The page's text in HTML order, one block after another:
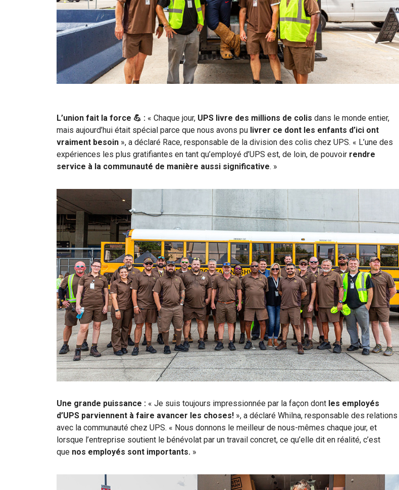
L’union fait la force 💪 : « Chaque jour, UPS livre des millions de colis dans le monde entier,
mais aujourd’hui était spécial parce que nous avons pu livrer ce dont les enfants d’ici ont
vraiment besoin », a déclaré Race, responsable de la division des colis chez UPS. « L’une des
expériences les plus gratifiantes en tant qu’employé d’UPS est, de loin, de pouvoir rendre
service à la communauté de manière aussi significative. »
Une grande puissance : « Je suis toujours impressionnée par la façon dont les employés
d’UPS parviennent à faire avancer les choses! », a déclaré Whilna, responsable des relations
avec la communauté chez UPS. « Nous donnons le meilleur de nous-mêmes chaque jour, et
lorsque l’entreprise soutient le bénévolat par un travail concret, ce qu’elle dit en réalité, c’est
que nos employés sont importants. »